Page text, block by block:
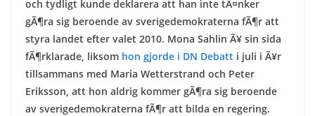
och tydligt kunde deklarera att han inte tÃ¤nker
gÃ¶ra sig beroende av sverigedemokraterna fÃ¶r att
styra landet efter valet 2010. Mona Sahlin Ã¥ sin sida
fÃ¶rklarade, liksom hon gjorde i DN Debatt i juli i Ã¥r
tillsammans med Maria Wetterstrand och Peter
Eriksson, att hon aldrig kommer gÃ¶ra sig beroende
av sverigedemokraterna fÃ¶r att bilda en regering.